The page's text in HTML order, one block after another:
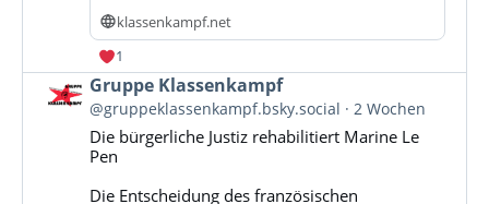
klassenkampf.net
1
Beitrag
von
Gruppe
Klassenkampf
Bluesky
Gruppe Klassenkampf
@gruppeklassenkampf.bsky.social 2 Wochen
Die bürgerliche Justiz rehabilitiert Marine Le
Pen
Die Entscheidung des französischen